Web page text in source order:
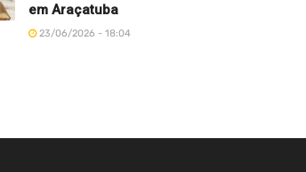
em Araçatuba
23/06/2026 - 18:04